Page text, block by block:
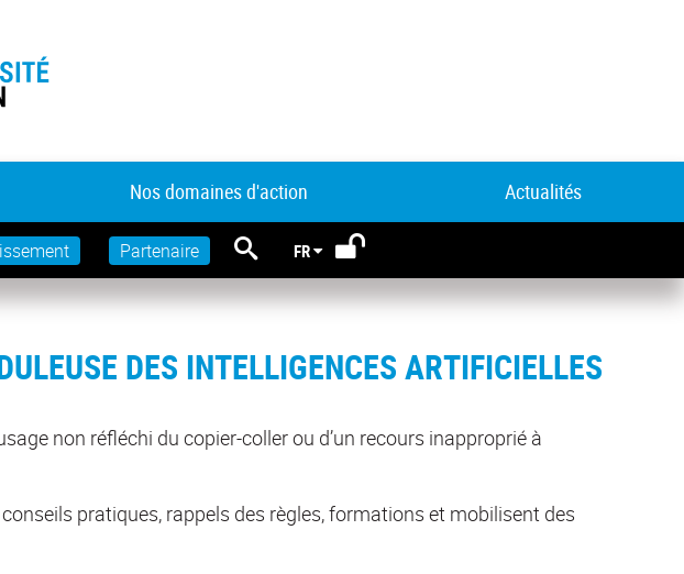
Nos domaines d'action Actualités
Partenaire RECHERCHE
FR
DES INTELLIGENCES ARTIFICIELLES
non réfléchi du copier-coller ou d’un recours inapproprié à
pratiques, rappels des règles, formations et mobilisent des